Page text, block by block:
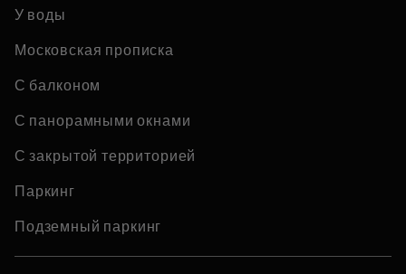
У воды
Московская прописка
С балконом
С панорамными окнами
С закрытой территорией
Паркинг
Подземный паркинг